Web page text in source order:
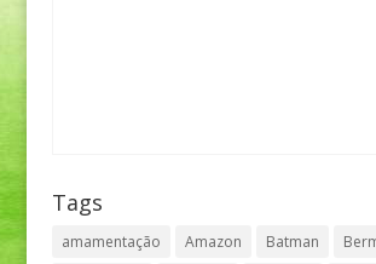
Tags
amamentação Amazon Batman